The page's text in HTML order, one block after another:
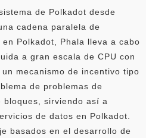
de Polkadot desde
cadena paralela de
Polkadot, Phala lleva a cabo
a gran escala de CPU con
mecanismo de incentivo tipo
de problemas de
bloques, sirviendo así a
de datos en Polkadot.
basados ​​en el desarrollo de